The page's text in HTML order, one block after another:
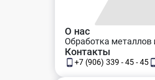
О нас
Обработка
Контакты
+7 (906) 339 - 45 - 45